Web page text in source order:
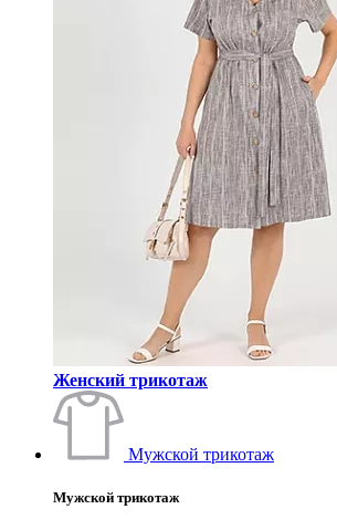
Женский трикотаж
Мужской трикотаж
Мужской трикотаж